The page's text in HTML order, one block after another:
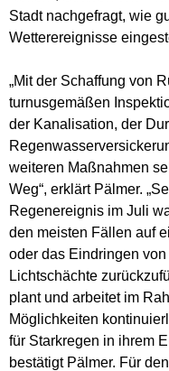
Stadt nachgefragt, wie
Wetterereignisse
„Mit der Schaffung von
turnusgemäßen
der Kanalisation, der
weiteren Maßnahmen
Weg“, erklärt Pälmer.
Regenereignis im Juli
den meisten Fällen auf
oder das Eindringen
Lichtschächte
plant und arbeitet im
Möglichkeiten
für Starkregen in ihrem
bestätigt Pälmer. Für